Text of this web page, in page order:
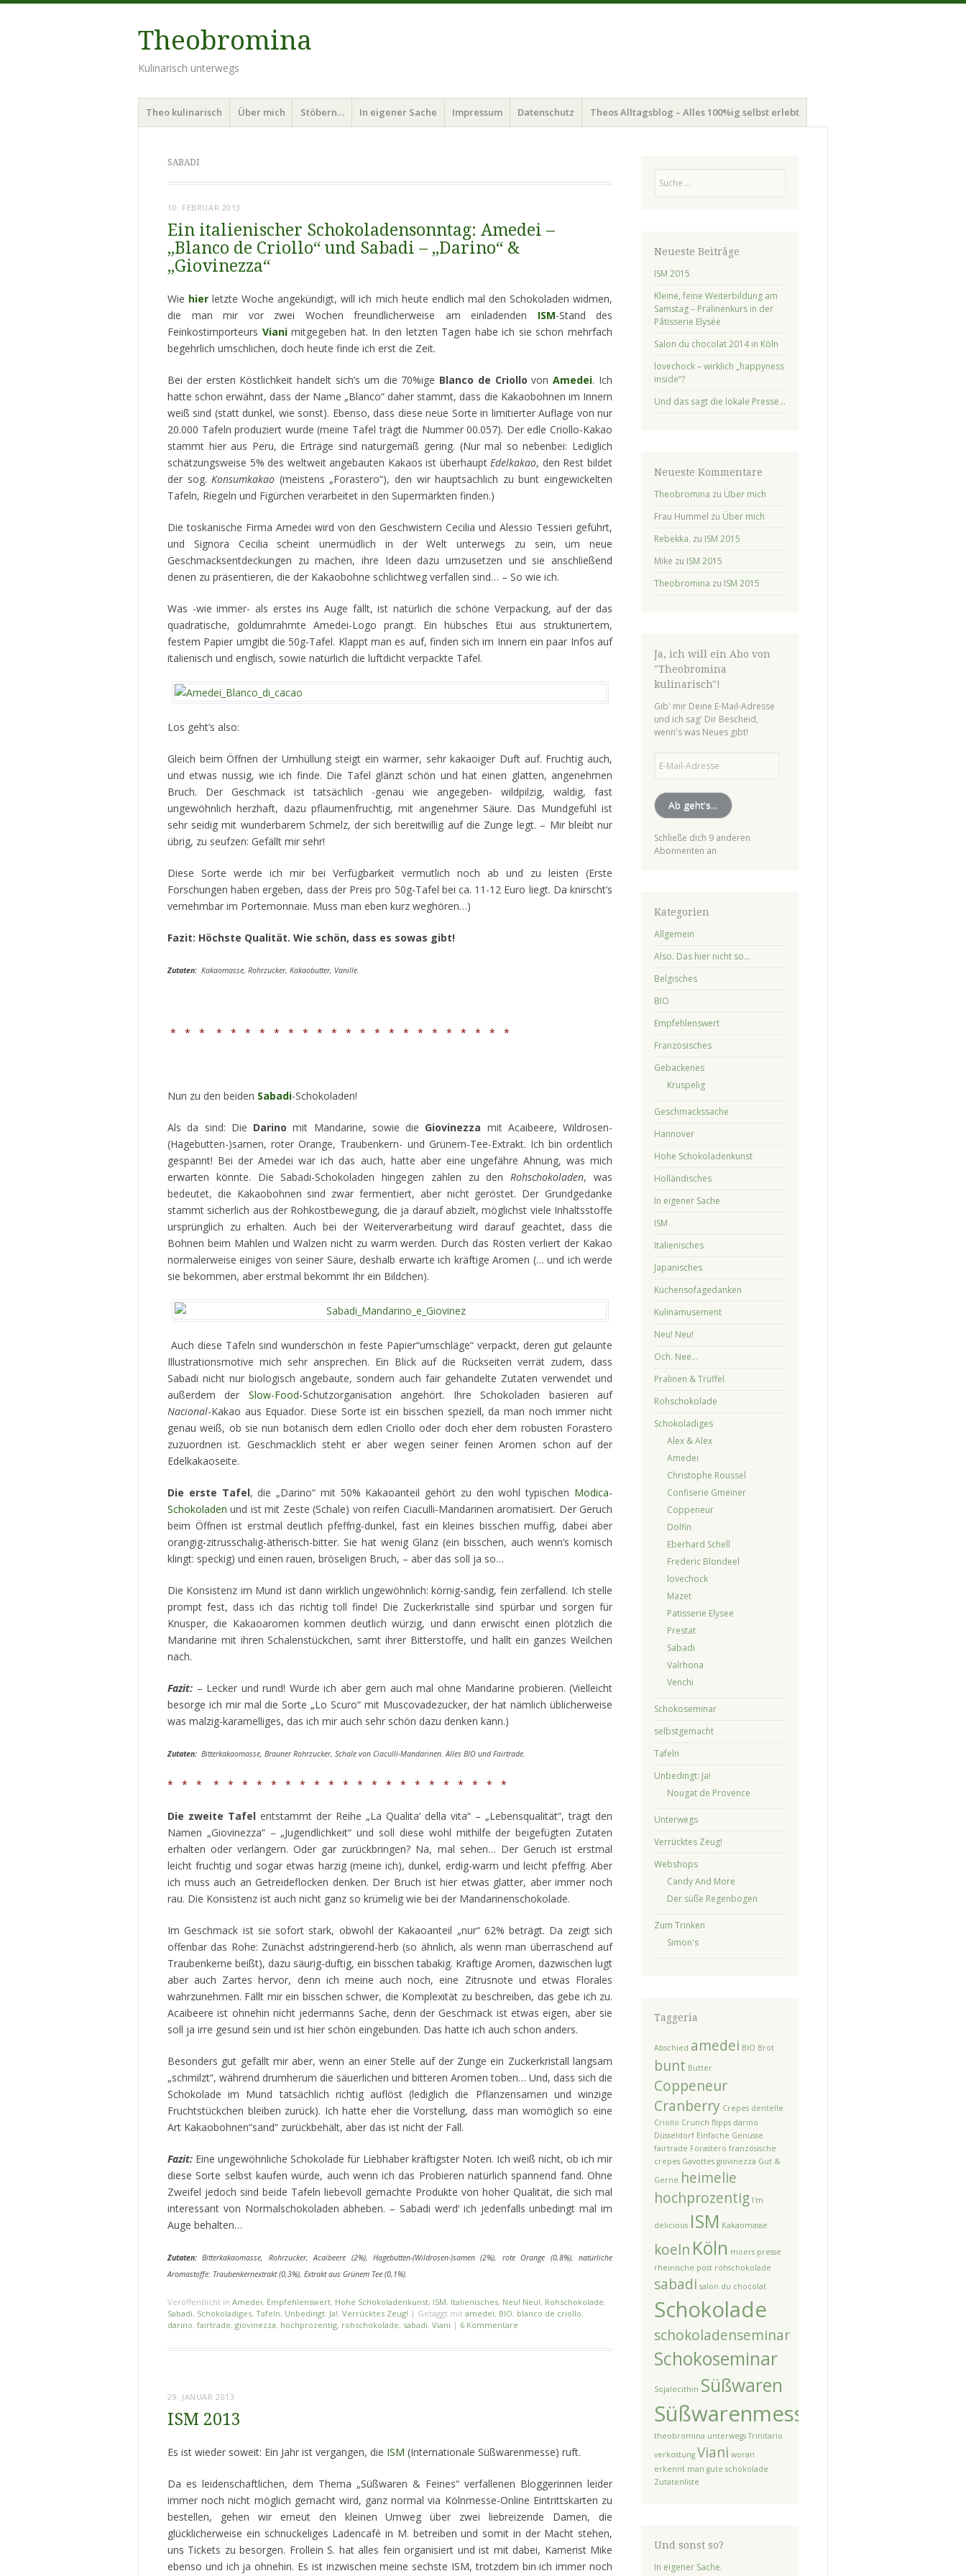
Theobromina
Kulinarisch unterwegs
Menü
Zum
Inhalt
Theo kulinarisch Über mich Stöbern… In eigener Sache Impressum Datenschutz Theos Alltagsblog – Alles 100%ig selbst erlebt
SABADI
10. FEBRUAR 2013
Ein italienischer Schokoladensonntag: Amedei –
„Blanco de Criollo“ und Sabadi – „Darino“ &
„Giovinezza“
Wie hier letzte Woche angekündigt, will ich mich heute endlich mal den Schokoladen widmen,
die man mir vor zwei Wochen freundlicherweise am einladenden ISM-Stand des
Feinkostimporteurs Viani mitgegeben hat. In den letzten Tagen habe ich sie schon mehrfach
begehrlich umschlichen, doch heute finde ich erst die Zeit.
Bei der ersten Köstlichkeit handelt sich’s um die 70%ige Blanco de Criollo vonAmedei. Ich
hatte schon erwähnt, dass der Name „Blanco“ daher stammt, dass die Kakaobohnen im Innern
weiß sind (statt dunkel, wie sonst). Ebenso, dass diese neue Sorte in limitierter Auflage von nur
20.000 Tafeln produziert wurde (meine Tafel trägt die Nummer 00.057). Der edle Criollo-Kakao
stammt hier aus Peru, die Erträge sind naturgemäß gering. (Nur mal so nebenbei: Lediglich
schätzungsweise 5% des weltweit angebauten Kakaos ist überhauptEdelkakao, den Rest bildet
der sog.Konsumkakao (meistens „Forastero“), den wir hauptsächlich zu bunt eingewickelten
Tafeln, Riegeln und Figürchen verarbeitet in den Supermärkten finden.)
Die toskanische Firma Amedei wird von den Geschwistern Cecilia und Alessio Tessieri geführt,
und Signora Cecilia scheint unermüdlich in der Welt unterwegs zu sein, um neue
Geschmacksentdeckungen zu machen, ihre Ideen dazu umzusetzen und sie anschließend
denen zu präsentieren, die der Kakaobohne schlichtweg verfallen sind… – So wie ich.
Was -wie immer- als erstes ins Auge fällt, ist natürlich die schöne Verpackung, auf der das
quadratische, goldumrahmte Amedei-Logo prangt. Ein hübsches Etui aus strukturiertem,
festem Papier umgibt die 50g-Tafel. Klappt man es auf, finden sich im Innern ein paar Infos auf
italienisch und englisch, sowie natürlich die luftdicht verpackte Tafel.
Los geht’s also:
Gleich beim Öffnen der Umhüllung steigt ein warmer, sehr kakaoiger Duft auf. Fruchtig auch,
und etwas nussig, wie ich finde. Die Tafel glänzt schön und hat einen glatten, angenehmen
Bruch. Der Geschmack ist tatsächlich -genau wie angegeben- wildpilzig, waldig, fast
ungewöhnlich herzhaft, dazu pflaumenfruchtig, mit angenehmer Säure. Das Mundgefühl ist
sehr seidig mit wunderbarem Schmelz, der sich bereitwillig auf die Zunge legt. – Mir bleibt nur
übrig, zu seufzen: Gefällt mir sehr!
Diese Sorte werde ich mir bei Verfügbarkeit vermutlich noch ab und zu leisten (Erste
Forschungen haben ergeben, dass der Preis pro 50g-Tafel bei ca. 11-12 Euro liegt. Da knirscht’s
vernehmbar im Portemonnaie. Muss man eben kurz weghören…)
Fazit: Höchste Qualität. Wie schön, dass es sowas gibt!
Zutaten: Kakaomasse, Rohrzucker, Kakaobutter, Vanille.
* * * * * * * * * * * * * * * * * * * * * * * *
Nun zu den beiden Sabadi-Schokoladen!
Als da sind: Die Darino mit Mandarine, sowie die Giovinezza mit Acaibeere, Wildrosen-
(Hagebutten-)samen, roter Orange, Traubenkern- und Grünem-Tee-Extrakt. Ich bin ordentlich
gespannt! Bei der Amedei war ich das auch, hatte aber eine ungefähre Ahnung, was mich
erwarten könnte. Die Sabadi-Schokoladen hingegen zählen zu denRohschokoladen, was
bedeutet, die Kakaobohnen sind zwar fermentiert, aber nicht geröstet. Der Grundgedanke
stammt sicherlich aus der Rohkostbewegung, die ja darauf abzielt, möglichst viele Inhaltsstoffe
ursprünglich zu erhalten. Auch bei der Weiterverarbeitung wird darauf geachtet, dass die
Bohnen beim Mahlen und Walzen nicht zu warm werden. Durch das Rösten verliert der Kakao
normalerweise einiges von seiner Säure, deshalb erwarte ich kräftige Aromen (… und ich werde
sie bekommen, aber erstmal bekommt Ihr ein Bildchen).
Auch diese Tafeln sind wunderschön in feste Papier“umschläge“ verpackt, deren gut gelaunte
Illustrationsmotive mich sehr ansprechen. Ein Blick auf die Rückseiten verrät zudem, dass
Sabadi nicht nur biologisch angebaute, sondern auch fair gehandelte Zutaten verwendet und
außerdem der Slow-Food-Schutzorganisation angehört. Ihre Schokoladen basieren auf
Nacional-Kakao aus Equador. Diese Sorte ist ein bisschen speziell, da man noch immer nicht
genau weiß, ob sie nun botanisch dem edlen Criollo oder doch eher dem robusten Forastero
zuzuordnen ist. Geschmacklich steht er aber wegen seiner feinen Aromen schon auf der
Edelkakaoseite.
Die erste Tafel, die „Darino“ mit 50% Kakaoanteil gehört zu den wohl typischen Modica-
Schokoladen und ist mit Zeste (Schale) von reifen Ciaculli-Mandarinen aromatisiert. Der Geruch
beim Öffnen ist erstmal deutlich pfeffrig-dunkel, fast ein kleines bisschen muffig, dabei aber
orangig-zitrusschalig-ätherisch-bitter. Sie hat wenig Glanz (ein bisschen, auch wenn’s komisch
klingt: speckig) und einen rauen, bröseligen Bruch, – aber das soll ja so…
Die Konsistenz im Mund ist dann wirklich ungewöhnlich: körnig-sandig, fein zerfallend. Ich stelle
prompt fest, dass ich das richtig toll finde! Die Zuckerkristalle sind spürbar und sorgen für
Knusper, die Kakaoaromen kommen deutlich würzig, und dann erwischt einen plötzlich die
Mandarine mit ihren Schalenstückchen, samt ihrer Bitterstoffe, und hallt ein ganzes Weilchen
nach.
Fazit: – Lecker und rund! Würde ich aber gern auch mal ohne Mandarine probieren. (Vielleicht
besorge ich mir mal die Sorte „Lo Scuro“ mit Muscovadezucker, der hat nämlich üblicherweise
was malzig-karamelliges, das ich mir auch sehr schön dazu denken kann.)
Zutaten: Bitterkakaomasse, Brauner Rohrzucker, Schale von Ciaculli-Mandarinen. Alles BIO und Fairtrade.
* * * * * * * * * * * * * * * * * * * * * * * *
Die zweite Tafel entstammt der Reihe „La Qualita‘ della vita“ – „Lebensqualität“, trägt den
Namen „Giovinezza“ – „Jugendlichkeit“ und soll diese wohl mithilfe der beigefügten Zutaten
erhalten oder verlängern. Oder gar zurückbringen? Na, mal sehen… Der Geruch ist erstmal
leicht fruchtig und sogar etwas harzig (meine ich), dunkel, erdig-warm und leicht pfeffrig. Aber
ich muss auch an Getreideflocken denken. Der Bruch ist hier etwas glatter, aber immer noch
rau. Die Konsistenz ist auch nicht ganz so krümelig wie bei der Mandarinenschokolade.
Im Geschmack ist sie sofort stark, obwohl der Kakaoanteil „nur“ 62% beträgt. Da zeigt sich
offenbar das Rohe: Zunächst adstringierend-herb (so ähnlich, als wenn man überraschend auf
Traubenkerne beißt), dazu säurig-duftig, ein bisschen tabakig. Kräftige Aromen, dazwischen lugt
aber auch Zartes hervor, denn ich meine auch noch, eine Zitrusnote und etwas Florales
wahrzunehmen. Fällt mir ein bisschen schwer, die Komplexität zu beschreiben, das gebe ich zu.
Acaibeere ist ohnehin nicht jedermanns Sache, denn der Geschmack ist etwas eigen, aber sie
soll ja irre gesund sein und ist hier schön eingebunden. Das hatte ich auch schon anders.
Besonders gut gefällt mir aber, wenn an einer Stelle auf der Zunge ein Zuckerkristall langsam
„schmilzt“, während drumherum die säuerlichen und bitteren Aromen toben… Und, dass sich die
Schokolade im Mund tatsächlich richtig auflöst (lediglich die Pflanzensamen und winzige
Fruchtstückchen bleiben zurück). Ich hatte eher die Vorstellung, dass man womöglich so eine
Art Kakaobohnen“sand“ zurückbehält, aber das ist nicht der Fall.
Fazit: Eine ungewöhnliche Schokolade für Liebhaber kräftigster Noten. Ich weiß nicht, ob ich mir
diese Sorte selbst kaufen würde, auch wenn ich das Probieren natürlich spannend fand. Ohne
Zweifel jedoch sind beide Tafeln liebevoll gemachte Produkte von hoher Qualität, die sich mal
interessant von Normalschokoladen abheben. – Sabadi werd‘ ich jedenfalls unbedingt mal im
Auge behalten…
Zutaten: Bitterkakaomasse, Rohrzucker, Acaibeere (2%), Hagebutten-(Wildrosen-)samen (2%), rote Orange (0,8%), natürliche
Aromastoffe: Traubenkernextrakt (0,3%), Extrakt aus Grünem Tee (0,1%).
Veröffentlicht in Amedei, Empfehlenswert, Hohe Schokoladenkunst, ISM, Italienisches, Neu! Neu!, Rohschokolade,
Sabadi, Schokoladiges, Tafeln, Unbedingt: Ja!, Verrücktes Zeug! | Getaggt mit amedei, BIO, blanco de criollo,
darino, fairtrade, giovinezza, hochprozentig, rohschokolade, sabadi, Viani | 6 Kommentare
29. JANUAR 2013
ISM 2013
Es ist wieder soweit: Ein Jahr ist vergangen, die ISM (Internationale Süßwarenmesse) ruft.
Da es leidenschaftlichen, dem Thema „Süßwaren & Feines“ verfallenen Bloggerinnen leider
immer noch nicht möglich gemacht wird, ganz normal via Kölnmesse-Online Eintrittskarten zu
bestellen, gehen wir erneut den kleinen Umweg über zwei liebreizende Damen, die
glücklicherweise ein schnuckeliges Ladencafé in M. betreiben und somit in der Macht stehen,
uns Tickets zu besorgen. Frollein S. hat alles fein organisiert und ist mit dabei, Kamerist Mike
ebenso und ich ja ohnehin. Es ist inzwischen meine sechste ISM, trotzdem bin ich immer noch
Neueste Beiträge
ISM 2015
Kleine, feine Weiterbildung am
Samstag – Pralinenkurs in der
Pâtisserie Elysée
Salon du chocolat 2014 in Köln
lovechock – wirklich „happyness
inside“?
Und das sagt die lokale Presse…
Neueste Kommentare
Theobromina zu Über mich
Frau Hummel zu Über mich
Rebekka. zu ISM 2015
Mike zu ISM 2015
Theobromina zu ISM 2015
Ja, ich will ein Abo von
"Theobromina
kulinarisch"!
Gib' mir Deine E-Mail-Adresse
und ich sag' Dir Bescheid,
wenn's was Neues gibt!
Mail-
Ab geht's...
Schließe dich 9 anderen
Abonnenten an
Kategorien
Allgemein
Also. Das hier nicht so…
Belgisches
BIO
Empfehlenswert
Französisches
Gebackenes
Kruspelig
Geschmackssache
Hannover
Hohe Schokoladenkunst
Holländisches
In eigener Sache
ISM
Italienisches
Japanisches
Küchensofagedanken
Kulinamusement
Neu! Neu!
Och. Nee…
Pralinen & Trüffel
Rohschokolade
Schokoladiges
Alex & Alex
Amedei
Christophe Roussel
Confiserie Gmeiner
Coppeneur
Dolfin
Eberhard Schell
Frederic Blondeel
lovechock
Mazet
Patisserie Elysee
Prestat
Sabadi
Valrhona
Venchi
Schokoseminar
selbstgemacht
Tafeln
Unbedingt: Ja!
Nougat de Provence
Unterwegs
Verrücktes Zeug!
Webshops
Candy And More
Der süße Regenbogen
Zum Trinken
Simon's
Taggeria
Abschied amedei BIO Brot
bunt Butter
Coppeneur
Cranberry Crepes dentelle
Criollo Crunch flipps darino
Düsseldorf Einfache Genüsse
fairtrade Forastero französische
crepes Gavottes giovinezza Gut &
Gerne heimelie
hochprozentig I'm
delicious ISM Kakaomasse
koeln Köln moers presse
rheinische post rohschokolade
sabadi salon du chocolat
Schokolade
schokoladenseminar
Schokoseminar
Sojalecithin Süßwaren
Süßwarenmesse
theobromina unterwegs Trinitario
verkostung Viani woran
erkennt man gute schokolade
Zutatenliste
Und sonst so?
In eigener Sache.